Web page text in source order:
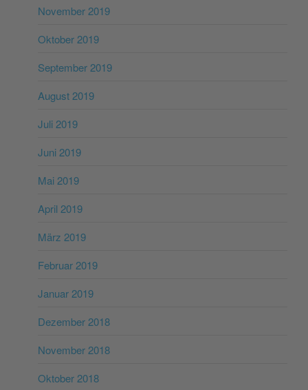
November 2019
Oktober 2019
September 2019
August 2019
Juli 2019
Juni 2019
Mai 2019
April 2019
März 2019
Februar 2019
Januar 2019
Dezember 2018
November 2018
Oktober 2018